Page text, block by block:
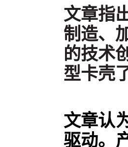
文章指
制造、
的技术
型卡壳
文章认
驱动。